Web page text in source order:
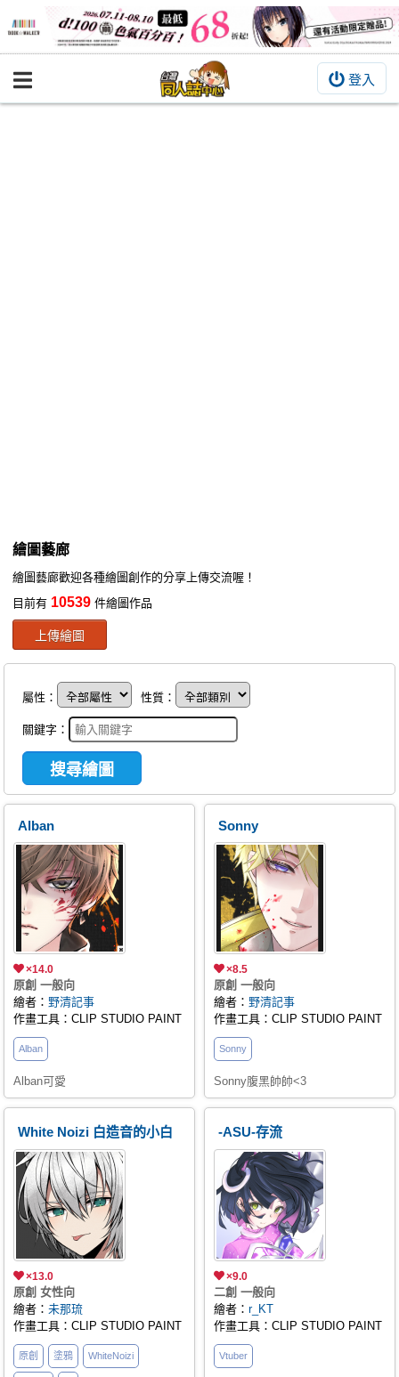
登入
BOOKY書集倉庫
攤位轉讓區
會員功能選單
會員中心
註冊會員
登入
繪圖藝廊
繪圖藝廊歡迎各種繪圖創作的分享上傳交流喔！
目前有 10539 件繪圖作品
上傳繪圖
屬性： 性質：
關鍵字：
Alban
×14.0
原創 一般向
繪者： 野清記事
作畫工具：CLIP STUDIO PAINT
Alban
Alban可愛
Sonny
×8.5
原創 一般向
繪者： 野清記事
作畫工具：CLIP STUDIO PAINT
Sonny
Sonny腹黑帥帥<3
White Noizi 白造音的小白
×13.0
原創 女性向
繪者：未那琉
作畫工具：CLIP STUDIO PAINT
原創 塗鴉 WhiteNoizi
-ASU-存流
×9.0
二創 一般向
繪者： r_KT
作畫工具：CLIP STUDIO PAINT
Vtuber